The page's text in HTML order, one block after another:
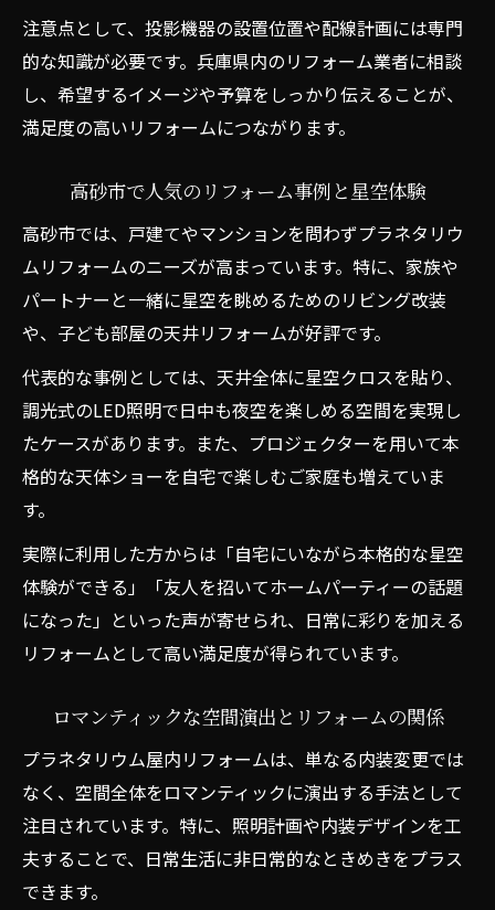
リフォーム補助金利用の賢いプラン提案
口コミで選ばれるカップル向けリフォーム
快適性と雰囲気を両立する星空リフォーム術
リフォームで快適性と雰囲気の両立を実現
カップル向けリフォームの快適性アップ術
リフォームパークの補助金と口コミ活用法
リフォームでロマンティックな空間を演出
注意点として、投影機器の設置位置や配線計画には専門
的な知識が必要です。兵庫県内のリフォーム業者に相談
し、希望するイメージや予算をしっかり伝えることが、
満足度の高いリフォームにつながります。
高砂市で人気のリフォーム事例と星空体験
高砂市では、戸建てやマンションを問わずプラネタリウ
ムリフォームのニーズが高まっています。特に、家族や
パートナーと一緒に星空を眺めるためのリビング改装
や、子ども部屋の天井リフォームが好評です。
代表的な事例としては、天井全体に星空クロスを貼り、
調光式のLED照明で日中も夜空を楽しめる空間を実現し
たケースがあります。また、プロジェクターを用いて本
格的な天体ショーを自宅で楽しむご家庭も増えていま
す。
実際に利用した方からは「自宅にいながら本格的な星空
体験ができる」「友人を招いてホームパーティーの話題
になった」といった声が寄せられ、日常に彩りを加える
リフォームとして高い満足度が得られています。
ロマンティックな空間演出とリフォームの関係
プラネタリウム屋内リフォームは、単なる内装変更では
なく、空間全体をロマンティックに演出する手法として
注目されています。特に、照明計画や内装デザインを工
夫することで、日常生活に非日常的なときめきをプラス
できます。